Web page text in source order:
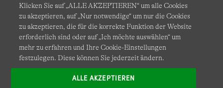
Diese Website ist durch reCAPTCHA geschützt. Es gelten die
Datenschutzerklärung undNutzungsbedingungenvon
Google.
Klicken Sie auf „ALLE AKZEPTIEREN“ um alle Cookies
zu akzeptieren, auf „Nur notwendige“ um nur die Cookies
zu akzeptieren, die für die korrekte Funktion der Website
erforderlich sind oder auf „Ich möchte auswählen“ um
mehr zu erfahren und Ihre Cookie-Einstellungen
festzulegen. Diese können Sie jederzeit ändern.
ALLE AKZEPTIEREN